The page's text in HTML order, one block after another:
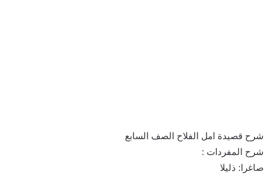
شرح قصيدة امل الفلاح الصف السابع
شرح المفردات :
صاغرا: ذليلا